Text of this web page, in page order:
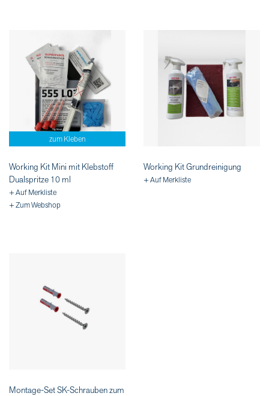
zum Kleben
Working Kit Mini mit Klebstoff
Dualspritze 10 ml
+ Auf Merkliste
+ Zum Webshop
Working Kit Grundreinigung
+ Auf Merkliste
Montage-Set SK-Schrauben zum